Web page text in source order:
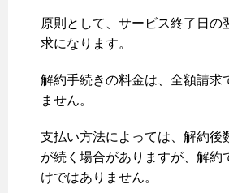
原則として、サービス終了日の
求になります。
解約手続きの料金は、全額請求
ません。
支払い方法によっては、解約後
が続く場合がありますが、解約
けではありません。